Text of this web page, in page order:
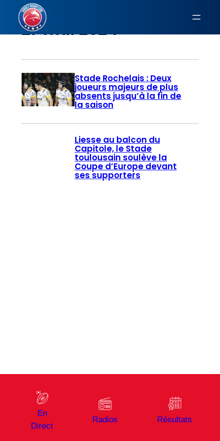
Aller
contenu27 mai 2024
Stade Rochelais : Deux
joueurs majeurs de plus
absents jusqu’à la fin de
la saison
Liesse au balcon du
Capitole, le Stade
toulousain soulève la
Coupe d’Europe devant
ses supporters
En
Direct
Radios Résultats